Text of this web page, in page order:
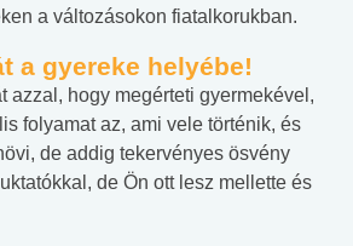
a változásokon fiatalkorukban.
a gyereke helyébe!
azzal, hogy megérteti gyermekével,
folyamat az, ami vele történik, és
de addig tekervényes ösvény
de Ön ott lesz mellette és